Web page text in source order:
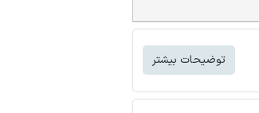
توضیحات بیشتر